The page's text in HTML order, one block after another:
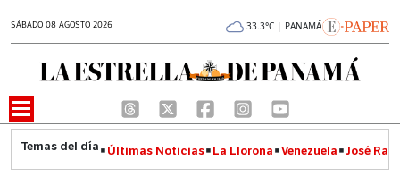
SÁBADO 08 AGOSTO 2026 33.3°C | PANAMÁ
Últimas Noticias La Llorona Venezuela José